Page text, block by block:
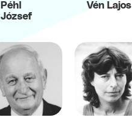
Péhl
József
Vén Lajos